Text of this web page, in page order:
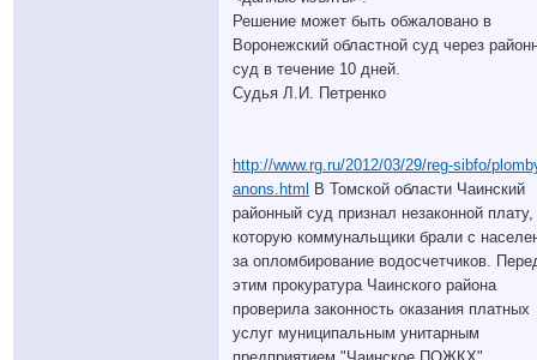
Решение может быть обжаловано в
Воронежский областной суд через
суд в течение 10 дней.
Судья Л.И. Петренко
http://www.rg.ru/2012/03/29/reg-sibfo/
anons.html
В Томской области Чаинский
районный суд признал незаконной плату,
которую коммунальщики брали с
за опломбирование водосчетчиков.
этим прокуратура Чаинского района
проверила законность оказания платных
услуг муниципальным унитарным